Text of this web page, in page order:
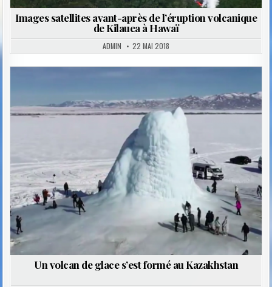
Images satellites avant-après de l’éruption volcanique
de Kilauea à Hawaï
ADMIN 22 MAI 2018
in
Un volcan de glace s’est formé au Kazakhstan